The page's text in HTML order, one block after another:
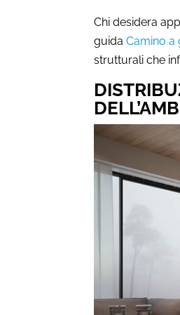
Chi desidera
guidaCamino a
strutturali che